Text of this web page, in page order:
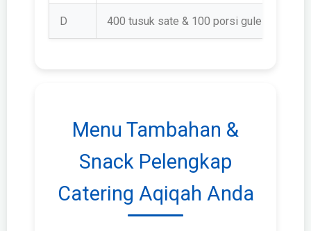
D 400 tusuk sate & 100 porsi gule
Menu Tambahan &
Snack Pelengkap
Catering Aqiqah Anda